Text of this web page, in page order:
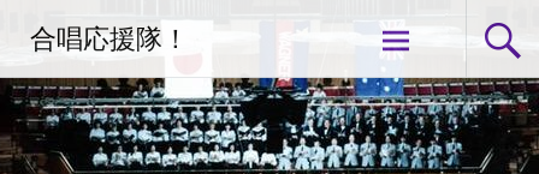
ン
ツ
へ
合唱応援隊！